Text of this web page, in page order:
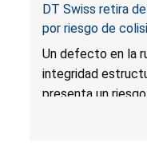
DT Swiss retira
por riesgo de
Un defecto en la
integridad
presenta un